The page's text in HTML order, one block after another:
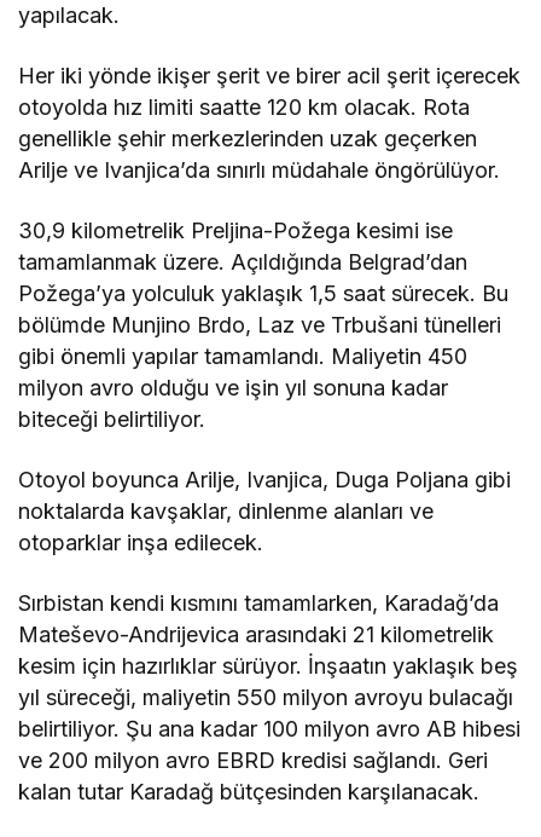
yapılacak.
Her iki yönde ikişer şerit ve birer acil şerit içerecek
otoyolda hız limiti saatte 120 km olacak. Rota
genellikle şehir merkezlerinden uzak geçerken
Arilje ve Ivanjica’da sınırlı müdahale öngörülüyor.
30,9 kilometrelik Preljina-Požega kesimi ise
tamamlanmak üzere. Açıldığında Belgrad’dan
Požega’ya yolculuk yaklaşık 1,5 saat sürecek. Bu
bölümde Munjino Brdo, Laz ve Trbušani tünelleri
gibi önemli yapılar tamamlandı. Maliyetin 450
milyon avro olduğu ve işin yıl sonuna kadar
biteceği belirtiliyor.
Otoyol boyunca Arilje, Ivanjica, Duga Poljana gibi
noktalarda kavşaklar, dinlenme alanları ve
otoparklar inşa edilecek.
Sırbistan kendi kısmını tamamlarken, Karadağ’da
Mateševo-Andrijevica arasındaki 21 kilometrelik
kesim için hazırlıklar sürüyor. İnşaatın yaklaşık beş
yıl süreceği, maliyetin 550 milyon avroyu bulacağı
belirtiliyor. Şu ana kadar 100 milyon avro AB hibesi
ve 200 milyon avro EBRD kredisi sağlandı. Geri
kalan tutar Karadağ bütçesinden karşılanacak.